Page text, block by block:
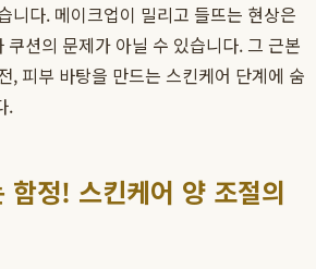
니다. 메이크업이 밀리고 들뜨는 현상은
쿠션의 문제가 아닐 수 있습니다. 그 근본
, 피부 바탕을 만드는 스킨케어 단계에 숨
.
정! 스킨케어 양 조절의